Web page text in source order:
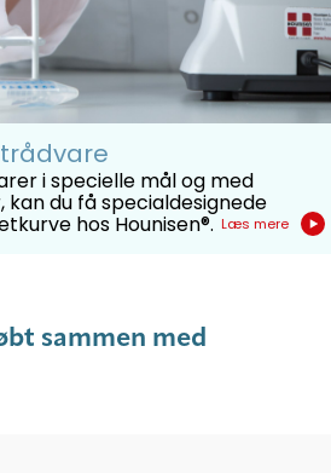
i specielle mål og med
du få specialdesignede
hos Hounisen®. Læs mere
sammen med